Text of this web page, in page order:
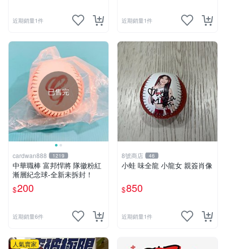
近期銷量1件 近期銷量1件
已售完
cardwan888 1219
中華職棒 富邦悍將 隊徽粉紅
漸層紀念球-全新未拆封！
$200
近期銷量6件
8號商店 46
小蛙 味全龍 小龍女 親簽肖像
$850
近期銷量1件
人氣賣家